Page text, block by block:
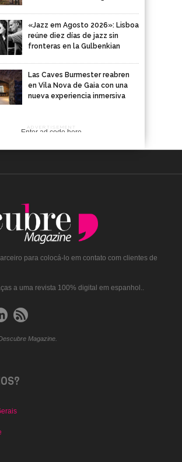
«Jazz em Agosto 2026»: Lisboa
reúne diez días de jazz sin
fronteras en la Gulbenkian
Las Caves Burmester reabren
en Vila Nova de Gaia con una
nueva experiencia inmersiva
ADVERTISEMENT
Enter ad code here
para colocá-lo em contato com clientes de
a uma revista 100% digital em espanhol..
Magazine.